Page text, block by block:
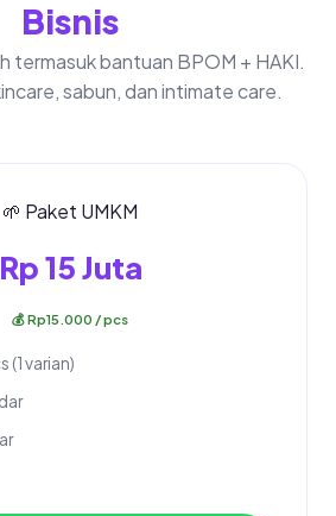
Bisnis
termasuk bantuan BPOM + HAKI.
sabun, dan intimate care.
🌱 Paket UMKM
Rp 15 Juta
💰 Rp15.000 / pcs
(1 varian)